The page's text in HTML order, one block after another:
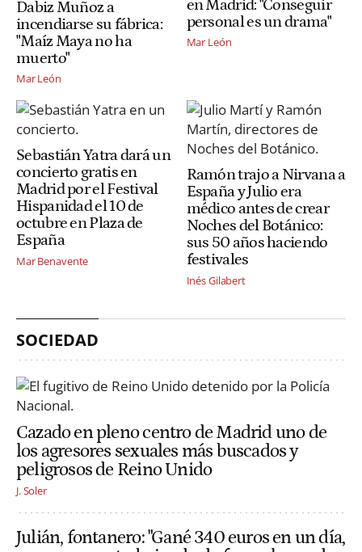
Dabiz Muñoz a
incendiarse su fábrica:
"Maíz Maya no ha
muerto"
Mar León
en Madrid: "Conseguir
personal es un drama"
Mar León
Sebastián Yatra dará un
concierto gratis en
Madrid por el Festival
Hispanidad el 10 de
octubre en Plaza de
España
Mar Benavente
Ramón trajo a Nirvana a
España y Julio era
médico antes de crear
Noches del Botánico:
sus 50 años haciendo
festivales
Inés Gilabert
SOCIEDAD
Cazado en pleno centro de Madrid uno de
los agresores sexuales más buscados y
peligrosos de Reino Unido
J. Soler
Julián, fontanero: "Gané 340 euros en un día,